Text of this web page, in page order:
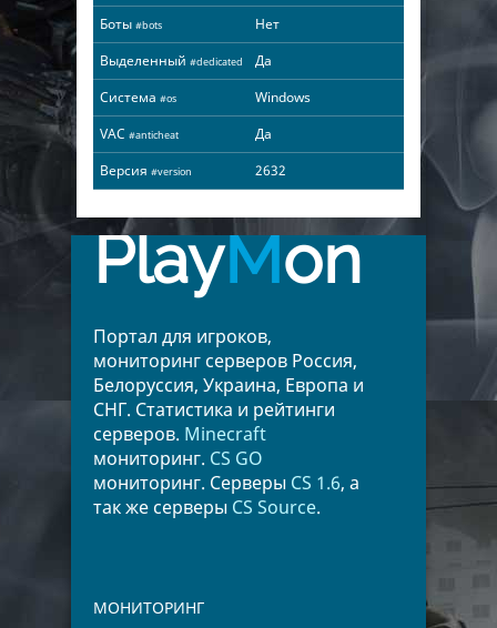
Боты #bots
Нет
Выделенный #dedicated
Да
Система #os
Windows
VAC #anticheat
Да
Версия #version 2632
PlayMon
Портал для игроков,
мониторинг серверов Россия,
Белоруссия, Украина, Европа и
СНГ. Статистика и рейтинги
серверов. Minecraft
мониторинг. CS GO
мониторинг. Серверы CS 1.6, а
так же серверы CS Source.
МОНИТОРИНГ